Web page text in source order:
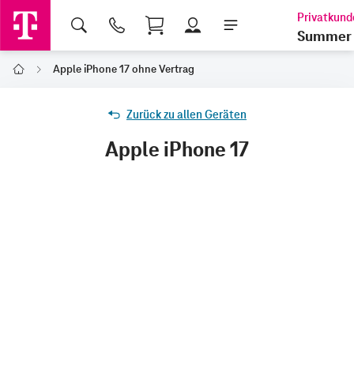
Shopping Cart
Summer
Home Apple iPhone 17 ohne Vertrag
Zurück zu allen Geräten
Apple iPhone 17